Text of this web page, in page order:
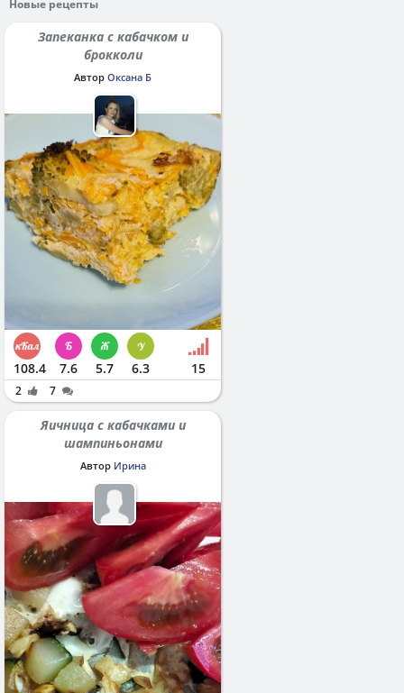
Новые рецепты
Запеканка с кабачком и
брокколи
Автор Оксана Б
108.4 7.6 5.7 6.3 15
2 7
Яичница с кабачками и
шампиньонами
Автор Ирина